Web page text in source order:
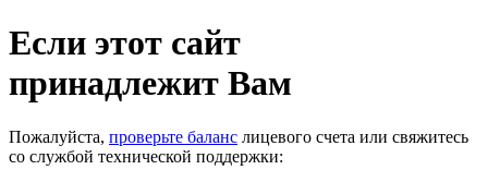
Если этот сайт
принадлежит Вам
Пожалуйста, проверьте баланс лицевого счета или свяжитесь
со службой технической поддержки: